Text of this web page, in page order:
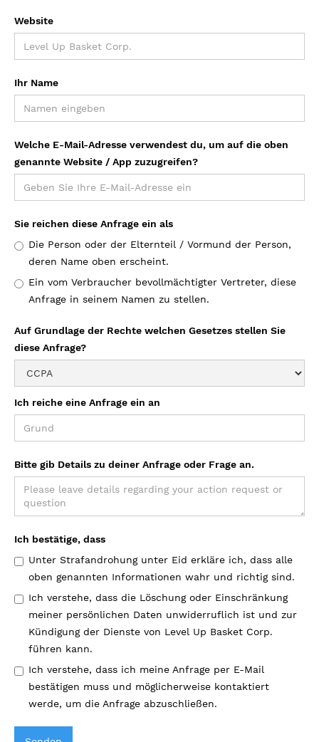
Website
Ihr Name
Welche E-Mail-Adresse verwendest du, um auf die oben
genannte Website / App zuzugreifen?
Sie reichen diese Anfrage ein als
Die Person oder der Elternteil / Vormund der Person,
deren Name oben erscheint.
Ein vom Verbraucher bevollmächtigter Vertreter, diese
Anfrage in seinem Namen zu stellen.
Auf Grundlage der Rechte welchen Gesetzes stellen Sie
diese Anfrage?
Ich reiche eine Anfrage ein an
Bitte gib Details zu deiner Anfrage oder Frage an.
Ich bestätige, dass
Unter Strafandrohung unter Eid erkläre ich, dass alle
oben genannten Informationen wahr und richtig sind.
Ich verstehe, dass die Löschung oder Einschränkung
meiner persönlichen Daten unwiderruflich ist und zur
Kündigung der Dienste von Level Up Basket Corp.
führen kann.
Ich verstehe, dass ich meine Anfrage per E-Mail
bestätigen muss und möglicherweise kontaktiert
werde, um die Anfrage abzuschließen.